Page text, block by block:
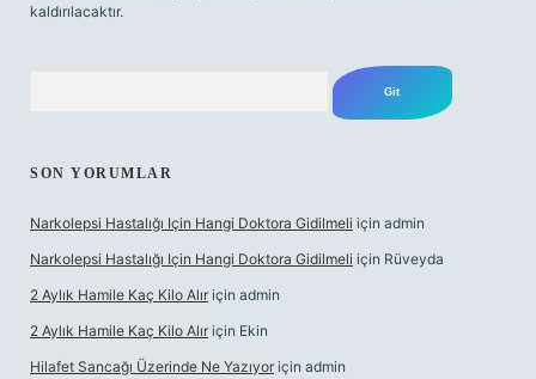
kaldırılacaktır.
SON YORUMLAR
Narkolepsi Hastalığı Için Hangi Doktora Gidilmeli için admin
Narkolepsi Hastalığı Için Hangi Doktora Gidilmeli için Rüveyda
2 Aylık Hamile Kaç Kilo Alır için admin
2 Aylık Hamile Kaç Kilo Alır için Ekin
Hilafet Sancağı Üzerinde Ne Yazıyor için admin